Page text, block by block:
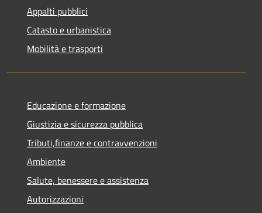
Appalti pubblici
Catasto e urbanistica
Mobilità e trasporti
Educazione e formazione
Giustizia e sicurezza pubblica
Tributi,finanze e contravvenzioni
Ambiente
Salute, benessere e assistenza
Autorizzazioni